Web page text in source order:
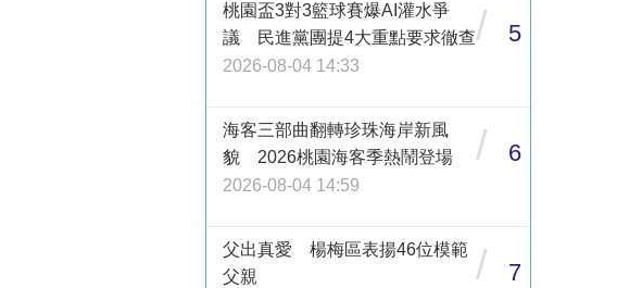
桃園盃3對3籃球賽爆AI灌水爭
議 民進黨團提4大重點要求徹查
2026-08-04 14:33
/ 5
海客三部曲翻轉珍珠海岸新風
貌 2026桃園海客季熱鬧登場
2026-08-04 14:59
/ 6
父出真愛 楊梅區表揚46位模範
父親
/ 7